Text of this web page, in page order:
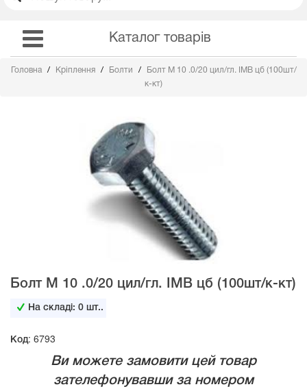
Каталог товарів
Головна Кріплення Болти
Болт М 10 .0/20 цил/гл. IMB цб (100шт/
к-кт)
Болт М 10 .0/20 цил/гл. IMB цб (100шт/к-кт)
На складі:0 шт..
Код: 6793
Ви можете замовити цей товар
зателефонувавши за номером